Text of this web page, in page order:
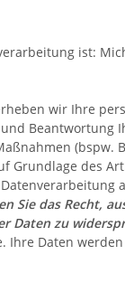
ist:
wir Ihre
Beantwortung
des
Sie das Recht,
Daten zu
Daten